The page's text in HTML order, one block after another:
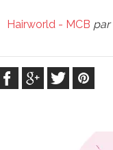
Hairworld - MCB par